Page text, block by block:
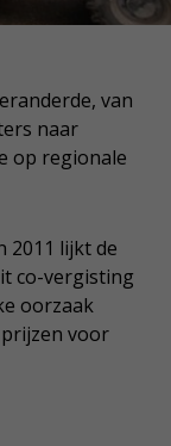
van
naar
op regionale
2011 lijkt de
co-vergisting
oorzaak
voor